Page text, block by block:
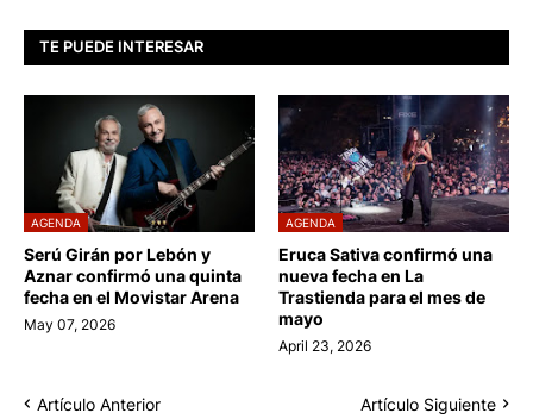
TE PUEDE INTERESAR
AGENDA
Serú Girán por Lebón y
Aznar confirmó una quinta
fecha en el Movistar Arena
May 07, 2026
AGENDA
Eruca Sativa confirmó una
nueva fecha en La
Trastienda para el mes de
mayo
April 23, 2026
Artículo Anterior Artículo Siguiente